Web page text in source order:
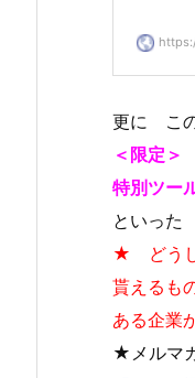
更に こ
＜限定
特別ツー
といった
★ どうし
貰えるも
ある企業
★メルマ